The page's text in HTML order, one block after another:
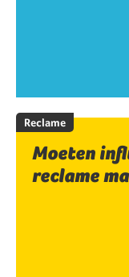
Reclame
Moeten
reclame